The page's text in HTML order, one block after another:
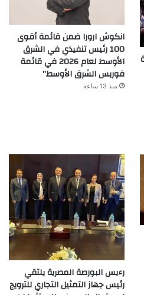
انكوش ارورا ضمن قائمة أقوى
100 رئيس تنفيذي في الشرق
الأوسط لعام 2026 في قائمة
فوربس الشرق الأوسط”
منذ 13 ساعة
رءيس البورصة المصرية يلتقي
رئيس جهاز التمثيل التجاري للترويج